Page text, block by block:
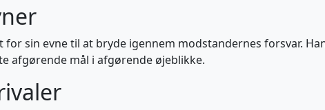
sin evne til at bryde igennem modstandernes forsvar.
afgørende mål i afgørende øjeblikke.